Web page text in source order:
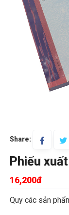
Share:
Phiếu
16,200đ
Quy các sản